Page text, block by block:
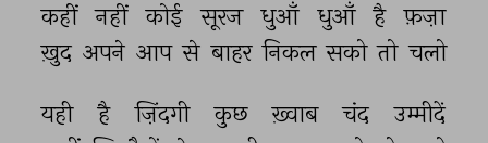
कहीं नहीं कोई सूरज धुआँ धुआँ है फ़ज़ा
ख़ुद अपने आप से बाहर निकल सको तो चलो
यही है ज़िंदगी कुछ ख़्वाब चंद
उम्मीदें